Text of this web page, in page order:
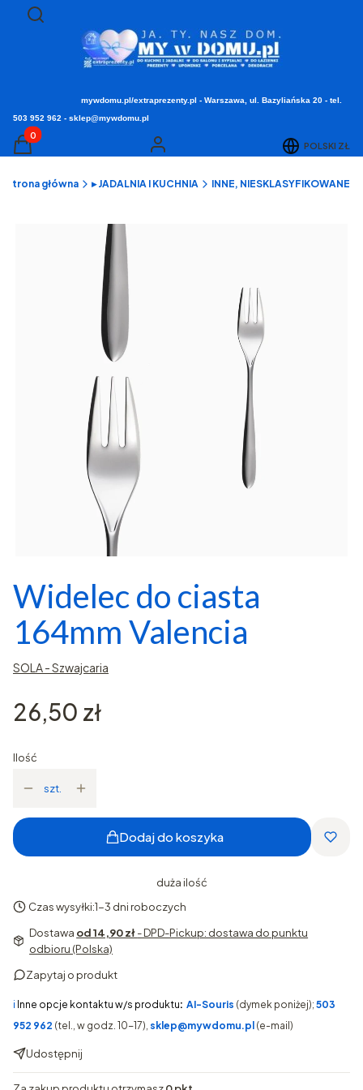
Otwórz wyszukiwarkę
Szukaj
mywdomu.pl/extraprezenty.pl - Warszawa, ul. Bazyliańska 20 - tel.
503 952 962 - sklep@mywdomu.pl
Produkty w koszyku: 0. Zobacz szczegóły
Koszyk Zaloguj się POLSKI ZŁ
Strona główna ▸ JADALNIA I KUCHNIA INNE, NIESKLASYFIKOWANE
Widelec do ciasta
164mm Valencia
SOLA - Szwajcaria
Cena
26,50 zł
Ilość
szt.
Dodaj do koszyka
duża ilość
Czas wysyłki:1-3 dni roboczych
Dostawa od 14,90 zł- DPD-Pickup: dostawa do punktu
odbioru (Polska)
Zapytaj o produkt
ℹ️ Inne opcje kontaktu w/s produktu: AI-Souris (dymek poniżej); 503
952 962 (tel., w godz. 10-17), sklep@mywdomu.pl (e-mail)
Udostępnij